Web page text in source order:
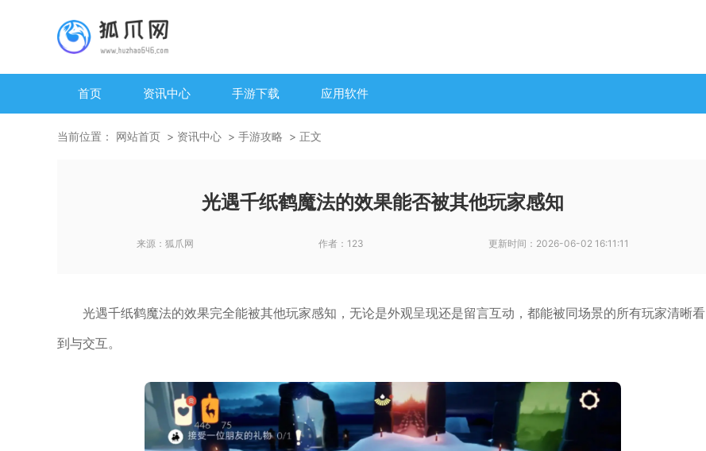
首页 资讯中心 手游下载 应用软件
当前位置： 网站首页 资讯中心 手游攻略 正文
光遇千纸鹤魔法的效果能否被其他玩家感知
来源： 狐爪网 作者： 123 更新时间： 2026-06-02 16:11:11
光遇千纸鹤魔法的效果完全能被其他玩家感知，无论是外观呈现还是留言互动，都能被同场景的所有玩家清晰看
到与交互。